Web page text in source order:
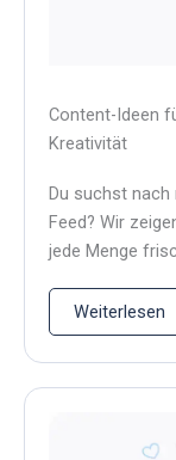
Content-Ideen
Kreativität
Du suchst
Feed? Wir
jede Menge
Weiterlesen